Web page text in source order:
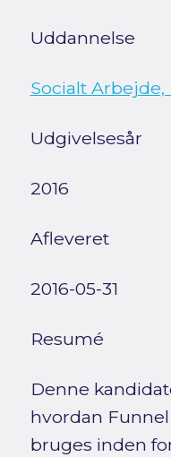
Uddannelse
Socialt
Udgivelsesår
2016
Afleveret
2016-05-31
Resumé
Denne
hvordan
bruges inden